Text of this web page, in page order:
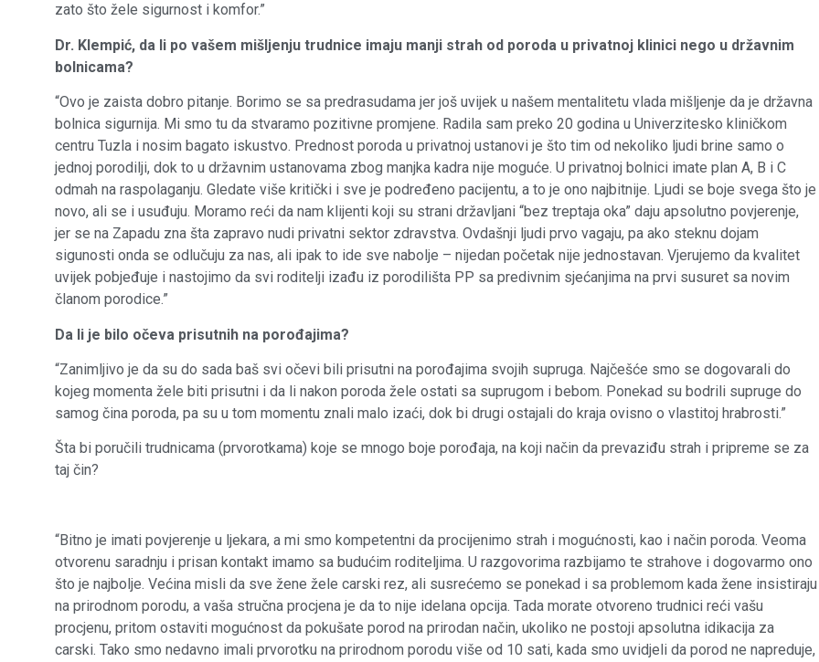
zato što žele sigurnost i komfor.”
Dr. Klempić, da li po vašem mišljenju trudnice imaju manji strah od poroda u privatnoj klinici nego u državnim
bolnicama?
“Ovo je zaista dobro pitanje. Borimo se sa predrasudama jer još uvijek u našem mentalitetu vlada mišljenje da je državna
bolnica sigurnija. Mi smo tu da stvaramo pozitivne promjene. Radila sam preko 20 godina u Univerzitesko kliničkom
centru Tuzla i nosim bagato iskustvo. Prednost poroda u privatnoj ustanovi je što tim od nekoliko ljudi brine samo o
jednoj porodilji, dok to u državnim ustanovama zbog manjka kadra nije moguće. U privatnoj bolnici imate plan A, B i C
odmah na raspolaganju. Gledate više kritički i sve je podređeno pacijentu, a to je ono najbitnije. Ljudi se boje svega što je
novo, ali se i usuđuju. Moramo reći da nam klijenti koji su strani državljani “bez treptaja oka” daju apsolutno povjerenje,
jer se na Zapadu zna šta zapravo nudi privatni sektor zdravstva. Ovdašnji ljudi prvo vagaju, pa ako steknu dojam
sigunosti onda se odlučuju za nas, ali ipak to ide sve nabolje – nijedan početak nije jednostavan. Vjerujemo da kvalitet
uvijek pobjeđuje i nastojimo da svi roditelji izađu iz porodilišta PP sa predivnim sjećanjima na prvi susuret sa novim
članom porodice.”
Da li je bilo očeva prisutnih na porođajima?
“Zanimljivo je da su do sada baš svi očevi bili prisutni na porođajima svojih supruga. Najčešće smo se dogovarali do
kojeg momenta žele biti prisutni i da li nakon poroda žele ostati sa suprugom i bebom. Ponekad su bodrili supruge do
samog čina poroda, pa su u tom momentu znali malo izaći, dok bi drugi ostajali do kraja ovisno o vlastitoj hrabrosti.”
Šta bi poručili trudnicama (prvorotkama) koje se mnogo boje porođaja, na koji način da prevaziđu strah i pripreme se za
taj čin?
“Bitno je imati povjerenje u ljekara, a mi smo kompetentni da procijenimo strah i mogućnosti, kao i način poroda. Veoma
otvorenu saradnju i prisan kontakt imamo sa budućim roditeljima. U razgovorima razbijamo te strahove i dogovarmo ono
što je najbolje. Većina misli da sve žene žele carski rez, ali susrećemo se ponekad i sa problemom kada žene insistiraju
na prirodnom porodu, a vaša stručna procjena je da to nije idelana opcija. Tada morate otvoreno trudnici reći vašu
procjenu, pritom ostaviti mogućnost da pokušate porod na prirodan način, ukoliko ne postoji apsolutna idikacija za
carski. Tako smo nedavno imali prvorotku na prirodnom porodu više od 10 sati, kada smo uvidjeli da porod ne napreduje,